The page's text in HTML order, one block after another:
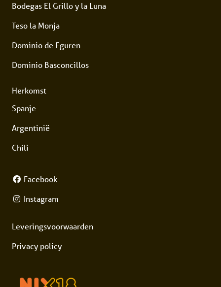
Bodegas El Grillo y la Luna
Teso la Monja
Dominio de Eguren
Dominio Basconcillos
Herkomst
Spanje
Argentinië
Chili
Facebook
Instagram
Leveringsvoorwaarden
Privacy policy